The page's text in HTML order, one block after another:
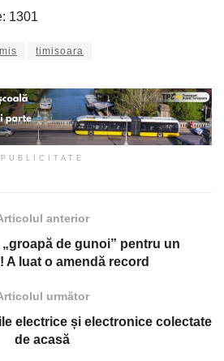
1301
timisoara
PUBLICITATE
anterior
„groapă de gunoi” pentru un
A luat o amendă record
următor
electrice și electronice colectate
de acasă